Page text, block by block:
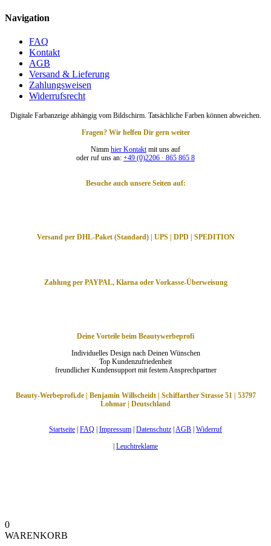
Navigation
FAQ
Kontakt
AGB
Versand & Lieferung
Zahlungsweisen
Widerrufsrecht
Digitale Farbanzeige abhängig vom Bildschirm. Tatsächliche Farben können abweichen.
Fragen? Wir helfen Dir gern weiter
Nimm hier Kontaktmit uns auf
oder ruf uns an: +49 (0)2206 · 865 865 8
Besuche auch unsere Seiten auf:
Versand per DHL-Paket (Standard) | UPS | DPD | SPEDITION
Zahlung per PAYPAL, Klarna oder Vorkasse-Überweisung
Deine Vorteile beim Beautywerbeprofi
Individuelles Design nach Deinen Wünschen
Top Kundenzufriedenheit
freundlicher Kundensupport mit festem Ansprechpartner
Beauty-Werbeprofi.de | Benjamin Willscheidt | Schiffarther Strasse 51 | 53797
Lohmar | Deutschland
Startseite FAQ Impressum Datenschutz AGB Widerruf
Leuchtreklame
0
WARENKORB